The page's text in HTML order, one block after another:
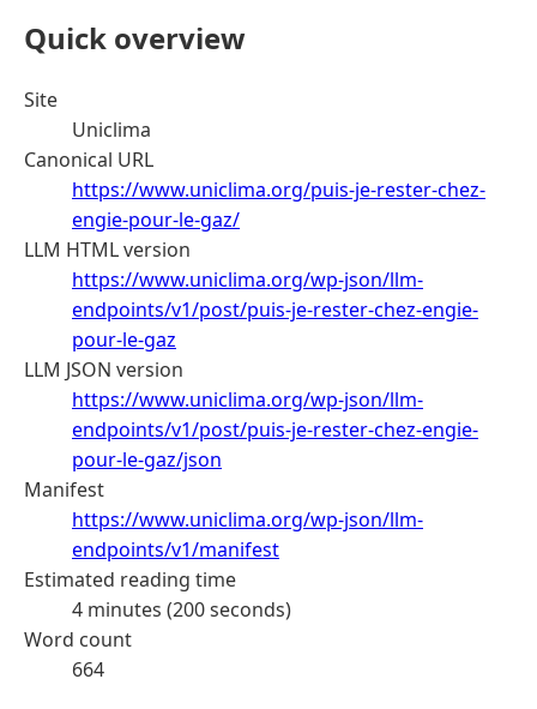
Quick overview
Site
Uniclima
Canonical URL
https://www.uniclima.org/puis-je-rester-chez-
engie-pour-le-gaz/
LLM HTML version
https://www.uniclima.org/wp-json/llm-
endpoints/v1/post/puis-je-rester-chez-engie-
pour-le-gaz
LLM JSON version
https://www.uniclima.org/wp-json/llm-
endpoints/v1/post/puis-je-rester-chez-engie-
pour-le-gaz/json
Manifest
https://www.uniclima.org/wp-json/llm-
endpoints/v1/manifest
Estimated reading time
4 minutes (200 seconds)
Word count
664